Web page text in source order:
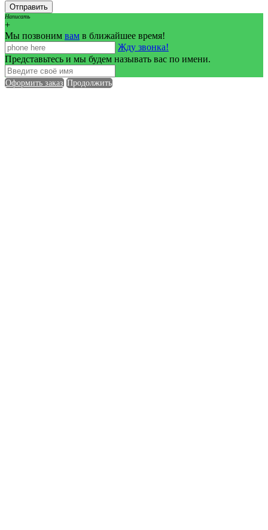
Написать
+
Мы позвоним вам в ближайшее время!
Жду звонка!
Представьтесь и мы будем называть вас по имени.
Оформить заказ Продолжить